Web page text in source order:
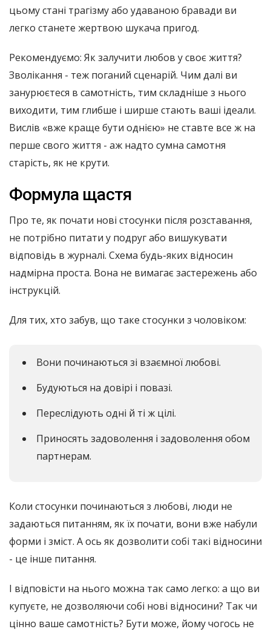
цьому стані трагізму або удаваною бравади ви
легко станете жертвою шукача пригод.
Рекомендуємо: Як залучити любов у своє життя?
Зволікання - теж поганий сценарій. Чим далі ви
занурюєтеся в самотність, тим складніше з нього
виходити, тим глибше і ширше стають ваші ідеали.
Вислів «вже краще бути однією» не ставте все ж на
перше свого життя - аж надто сумна самотня
старість, як не крути.
Формула щастя
Про те, як почати нові стосунки після розставання,
не потрібно питати у подруг або вишукувати
відповідь в журналі. Схема будь-яких відносин
надмірна проста. Вона не вимагає застережень або
інструкцій.
Для тих, хто забув, що таке стосунки з чоловіком:
Вони починаються зі взаємної любові.
Будуються на довірі і повазі.
Переслідують одні й ті ж цілі.
Приносять задоволення і задоволення обом
партнерам.
Коли стосунки починаються з любові, люди не
задаються питанням, як їх почати, вони вже набули
форми і зміст. А ось як дозволити собі такі відносини
- це інше питання.
І відповісти на нього можна так само легко: а що ви
купуєте, не дозволяючи собі нові відносини? Так чи
цінно ваше самотність? Бути може, йому чогось не